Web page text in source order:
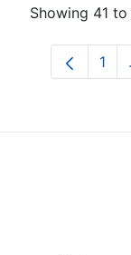
Showing 41
1